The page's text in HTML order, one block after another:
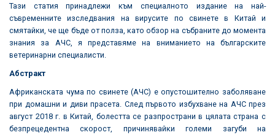
Тази статия принадлежи към специалното издание на най-
съвременните изследвания на вирусите по свинете в Китай и
смятайки, че ще бъде от полза, като обзор на събраните до момента
знания за АЧС, я представяме на вниманието на българските
ветеринарни специалисти.
Абстракт
Африканската чума по свинете (АЧС) е опустошително заболяване
при домашни и диви прасета. След първото избухване на АЧС през
август 2018 г. в Китай, болестта се разпространи в цялата страна с
безпрецедентна скорост, причинявайки големи загуби на